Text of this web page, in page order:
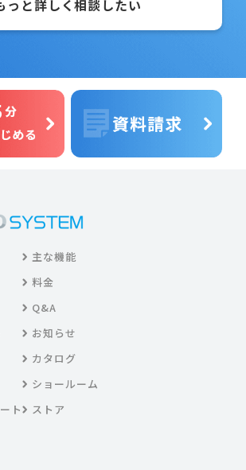
っと詳しく相談したい
主な機能
料金
Q&A
お知らせ
カタログ
ショールーム
ト
ストア